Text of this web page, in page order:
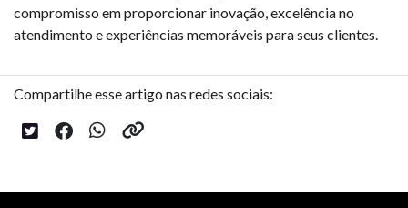
compromisso em proporcionar inovação, excelência no
atendimento e experiências memoráveis para seus clientes.
Compartilhe esse artigo nas redes sociais: